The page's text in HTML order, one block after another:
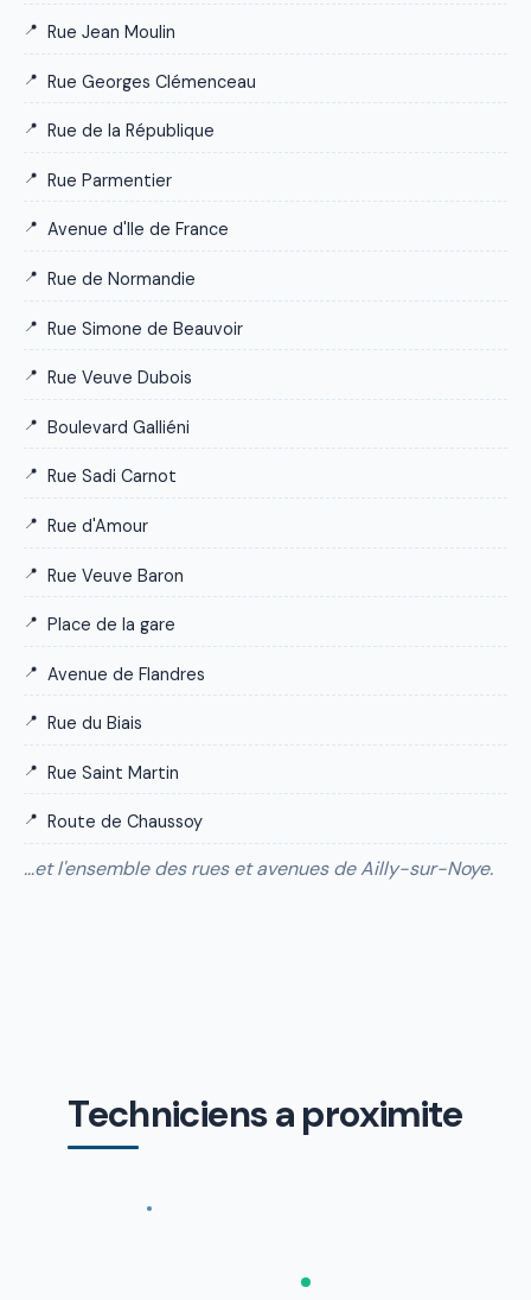
Rue Jean Moulin
Rue Georges Clémenceau
Rue de la République
Rue Parmentier
Avenue d'Ile de France
Rue de Normandie
Rue Simone de Beauvoir
Rue Veuve Dubois
Boulevard Galliéni
Rue Sadi Carnot
Rue d'Amour
Rue Veuve Baron
Place de la gare
Avenue de Flandres
Rue du Biais
Rue Saint Martin
Route de Chaussoy
…et l'ensemble des rues et avenues de Ailly-sur-Noye.
Techniciens a proximite